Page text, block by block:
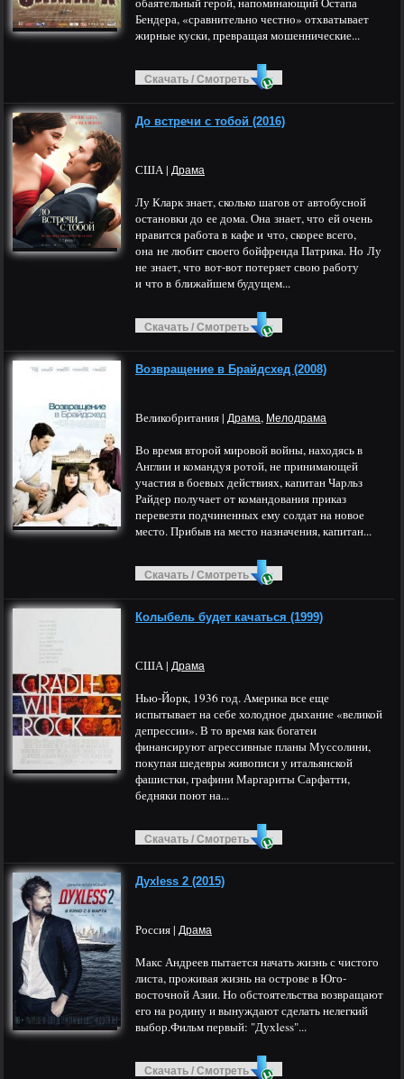
Бендера, «сравнительно честно» отхватывает
жирные куски, превращая мошеннические...
Скачать / Смотреть
До встречи с тобой (2016)
США | Драма
Лу Кларк знает, сколько шагов от автобусной
остановки до ее дома. Она знает, что ей очень
нравится работа в кафе и что, скорее всего,
она не любит своего бойфренда Патрика. Но Лу
не знает, что вот-вот потеряет свою работу
и что в ближайшем будущем...
Скачать / Смотреть
Возвращение в Брайдсхед (2008)
Великобритания | Драма, Мелодрама
Во время второй мировой войны, находясь в
Англии и командуя ротой, не принимающей
участия в боевых действиях, капитан Чарльз
Райдер получает от командования приказ
перевезти подчиненных ему солдат на новое
место. Прибыв на место назначения, капитан...
Скачать / Смотреть
Колыбель будет качаться (1999)
США | Драма
Нью-Йорк, 1936 год. Америка все еще
испытывает на себе холодное дыхание «великой
депрессии». В то время как богатеи
финансируют агрессивные планы Муссолини,
покупая шедевры живописи у итальянской
фашистки, графини Маргариты Сарфатти,
бедняки поют на...
Скачать / Смотреть
Духless 2 (2015)
Россия | Драма
Макс Андреев пытается начать жизнь с чистого
листа, проживая жизнь на острове в Юго-
восточной Азии. Но обстоятельства возвращают
его на родину и вынуждают сделать нелегкий
выбор.Фильм первый: "Духless"...
Скачать / Смотреть